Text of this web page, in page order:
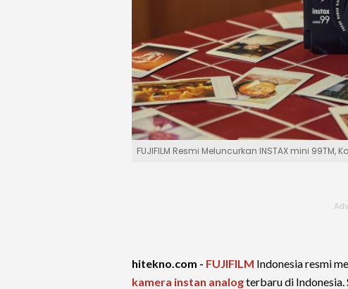
FUJIFILM Resmi Meluncurkan INSTAX mini
hitekno.com - FUJIFILM Indonesia resmi
kamera instan analogterbaru di Indonesia.